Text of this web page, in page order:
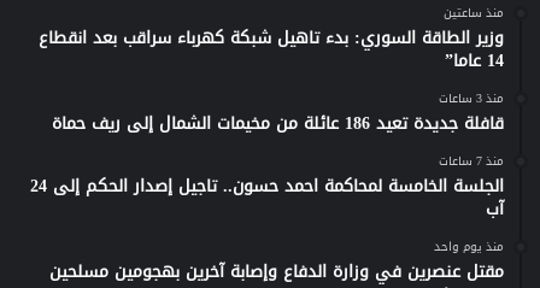
منذ ساعتين
وزير الطاقة السوري: بدء تاهيل شبكة كهرباء سراقب بعد انقطاع
14 عاما”
منذ 3 ساعات
قافلة جديدة تعيد 186 عائلة من مخيمات الشمال إلى ريف حماة
منذ 7 ساعات
الجلسة الخامسة لمحاكمة احمد حسون.. تاجيل إصدار الحكم إلى 24
آب
منذ يوم واحد
مقتل عنصرين في وزارة الدفاع وإصابة آخرين بهجومين مسلحين